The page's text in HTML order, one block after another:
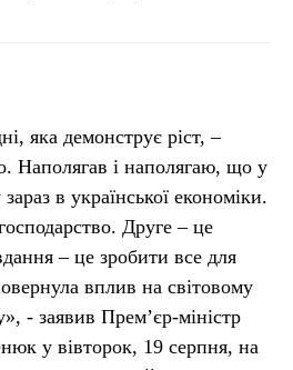
яка демонструє ріст, –
Наполягав і наполягаю, що у
в української економіки.
Друге – це
– це зробити все для
вплив на світовому
- заявив Прем’єр-міністр
у вівторок, 19 серпня, на